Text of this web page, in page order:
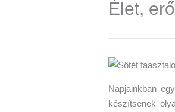
Élet,
Napjainkban
készítsenek